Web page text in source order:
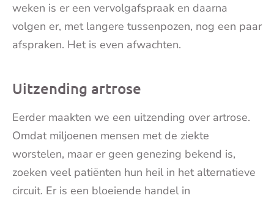
weken is er een vervolgafspraak en daarna
volgen er, met langere tussenpozen, nog een paar
afspraken. Het is even afwachten.
Uitzending artrose
Eerder maakten we een uitzending over artrose.
Omdat miljoenen mensen met de ziekte
worstelen, maar er geen genezing bekend is,
zoeken veel patiënten hun heil in het alternatieve
circuit. Er is een bloeiende handel in